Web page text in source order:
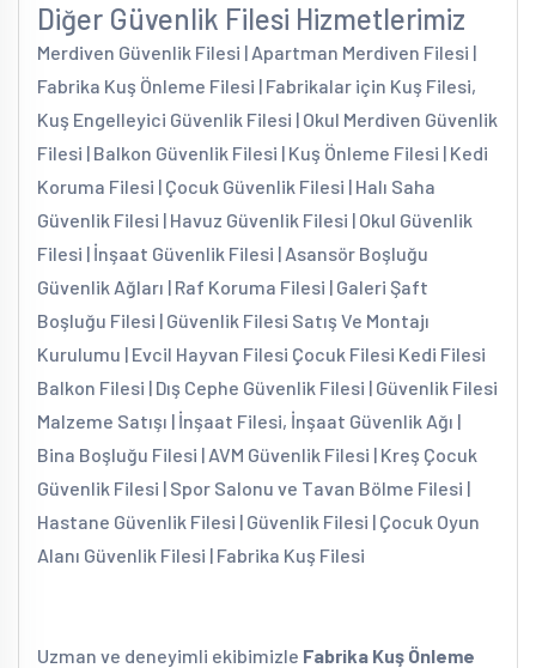
Diğer Güvenlik Filesi Hizmetlerimiz
Merdiven Güvenlik Filesi | Apartman Merdiven Filesi |
Fabrika Kuş Önleme Filesi | Fabrikalar için Kuş Filesi,
Kuş Engelleyici Güvenlik Filesi | Okul Merdiven Güvenlik
Filesi | Balkon Güvenlik Filesi | Kuş Önleme Filesi | Kedi
Koruma Filesi | Çocuk Güvenlik Filesi | Halı Saha
Güvenlik Filesi | Havuz Güvenlik Filesi | Okul Güvenlik
Filesi | İnşaat Güvenlik Filesi | Asansör Boşluğu
Güvenlik Ağları | Raf Koruma Filesi | Galeri Şaft
Boşluğu Filesi | Güvenlik Filesi Satış Ve Montajı
Kurulumu | Evcil Hayvan Filesi Çocuk Filesi Kedi Filesi
Balkon Filesi | Dış Cephe Güvenlik Filesi | Güvenlik Filesi
Malzeme Satışı | İnşaat Filesi, İnşaat Güvenlik Ağı |
Bina Boşluğu Filesi | AVM Güvenlik Filesi | Kreş Çocuk
Güvenlik Filesi | Spor Salonu ve Tavan Bölme Filesi |
Hastane Güvenlik Filesi | Güvenlik Filesi | Çocuk Oyun
Alanı Güvenlik Filesi | Fabrika Kuş Filesi
Uzman ve deneyimli ekibimizle Fabrika Kuş Önleme